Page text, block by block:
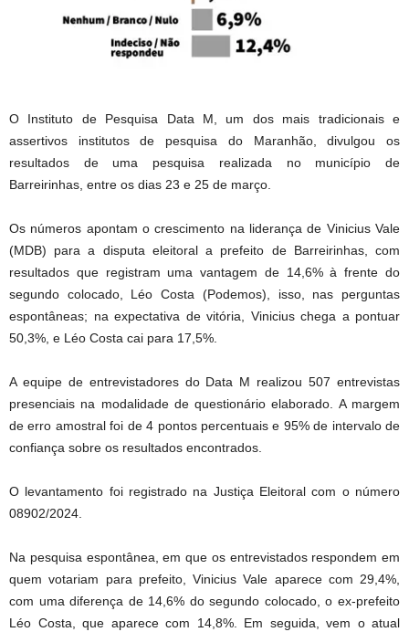
O Instituto de Pesquisa Data M, um dos mais tradicionais e
assertivos institutos de pesquisa do Maranhão, divulgou os
resultados de uma pesquisa realizada no município de
Barreirinhas, entre os dias 23 e 25 de março.
Os números apontam o crescimento na liderança de Vinicius Vale
(MDB) para a disputa eleitoral a prefeito de Barreirinhas, com
resultados que registram uma vantagem de 14,6% à frente do
segundo colocado, Léo Costa (Podemos), isso, nas perguntas
espontâneas; na expectativa de vitória, Vinicius chega a pontuar
50,3%, e Léo Costa cai para 17,5%.
A equipe de entrevistadores do Data M realizou 507 entrevistas
presenciais na modalidade de questionário elaborado. A margem
de erro amostral foi de 4 pontos percentuais e 95% de intervalo de
confiança sobre os resultados encontrados.
O levantamento foi registrado na Justiça Eleitoral com o número
08902/2024.
Na pesquisa espontânea, em que os entrevistados respondem em
quem votariam para prefeito, Vinicius Vale aparece com 29,4%,
com uma diferença de 14,6% do segundo colocado, o ex-prefeito
Léo Costa, que aparece com 14,8%. Em seguida, vem o atual